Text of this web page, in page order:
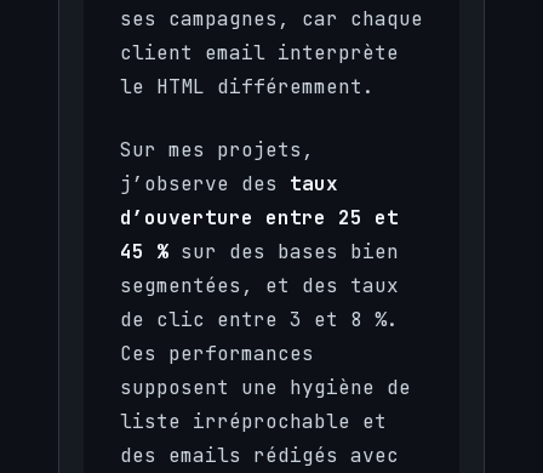
ses campagnes, car chaque
client email interprète
le HTML différemment.
Sur mes projets,
j’observe des taux
d’ouverture entre 25 et
45 % sur des bases bien
segmentées, et des taux
de clic entre 3 et 8 %.
Ces performances
supposent une hygiène de
liste irréprochable et
des emails rédigés avec